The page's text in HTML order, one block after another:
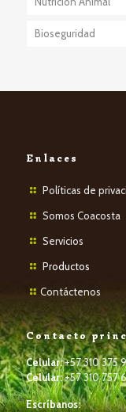
Bioseguridad
Enlaces
Políticas de
Somos Coacosta
Servicios
Productos
Contáctenos
Contacto
Celular:+57 310 375
Celular:+57 310 757
Escríbanos: